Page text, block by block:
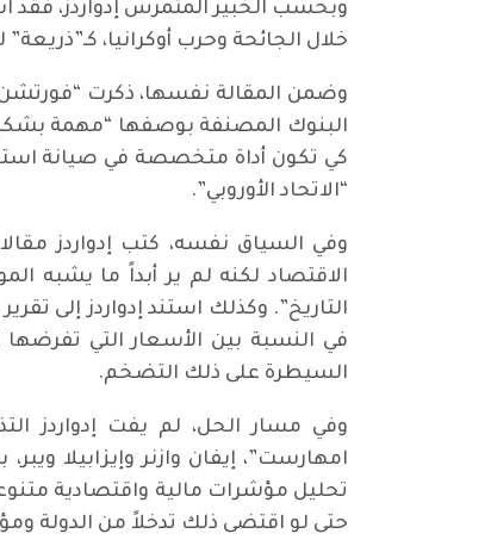
وبحسب الخبير المتمرس إدواردز، فقد
خلال الجائحة وحرب أوكرانيا،
وضمن المقالة نفسها، ذكرت
“الاتحاد الأوروبي”.
الاقتصاد لكنه لم ير أبداً ما يشبه
في النسبة بين الأسعار التي
السيطرة على ذلك التضخم.
وفي مسار الحل، لم يفت إدواردز
امهارست”، إيفان وازنر وإيزابيلا
تحليل مؤشرات مالية واقتصادية
حتى لو اقتضى ذلك تدخلاً من الدولة